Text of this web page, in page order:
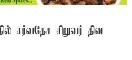
சர்வதேச சிறுவர் தின